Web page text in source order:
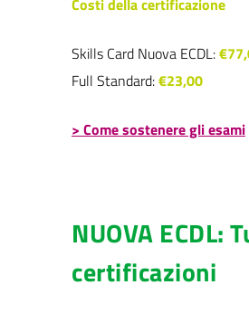
Skills Card Nuova ECDL:
Full Standard:€23,00
> Come sostenere gli esami
NUOVA ECDL:
certificazioni